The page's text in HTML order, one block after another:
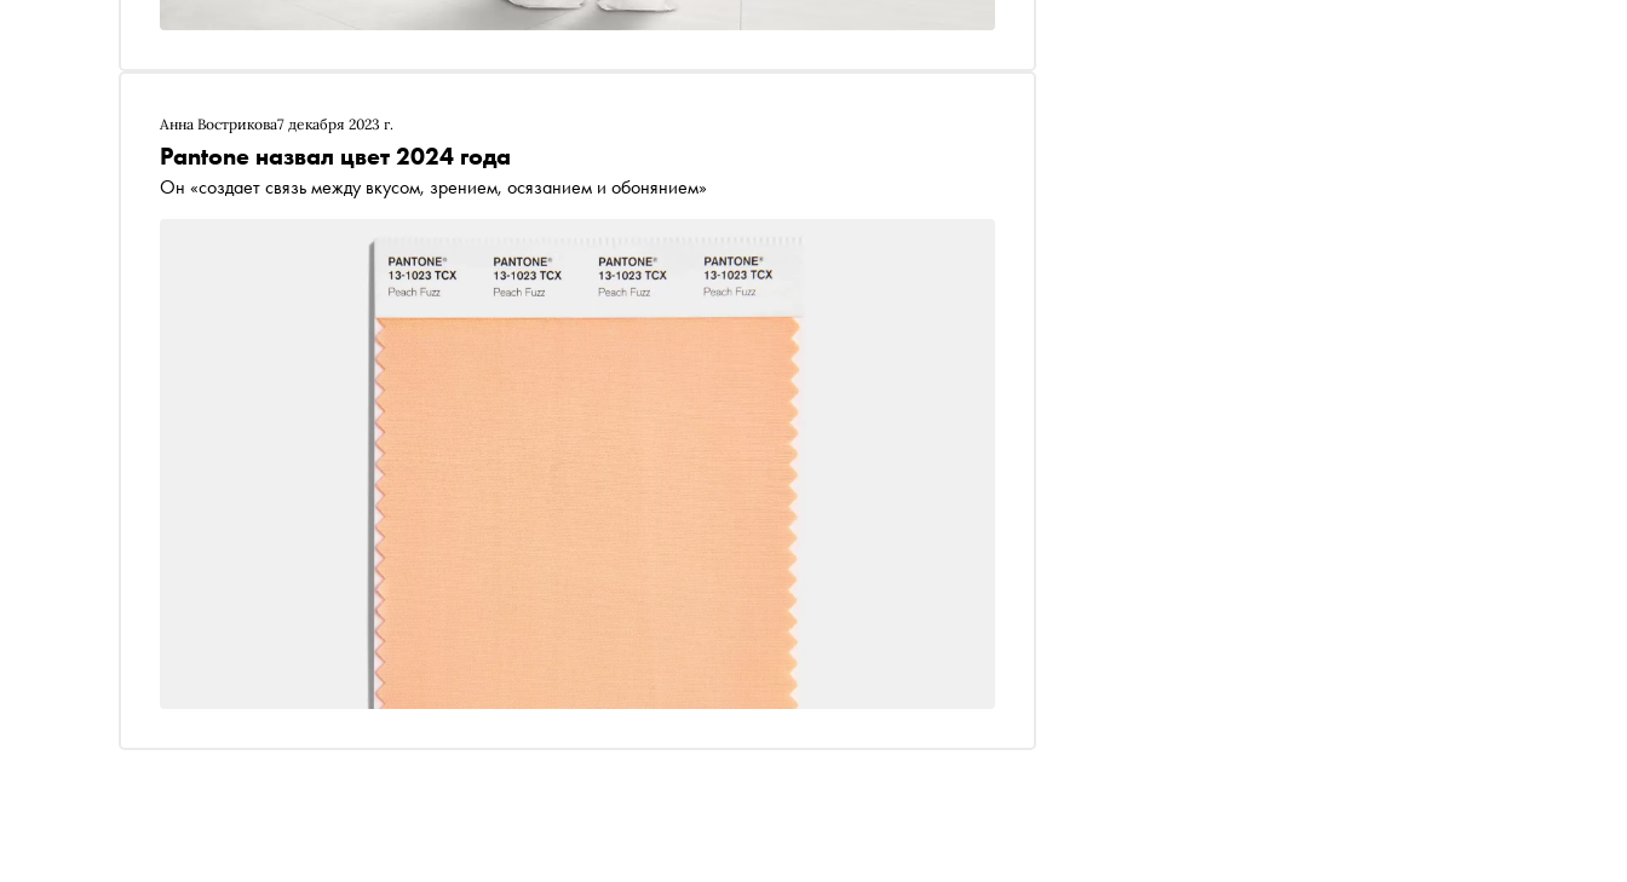
Анна Вострикова7 декабря 2023 г.
Pantone назвал цвет 2024 года
Он «создает связь между вкусом, зрением, осязанием и обонянием»